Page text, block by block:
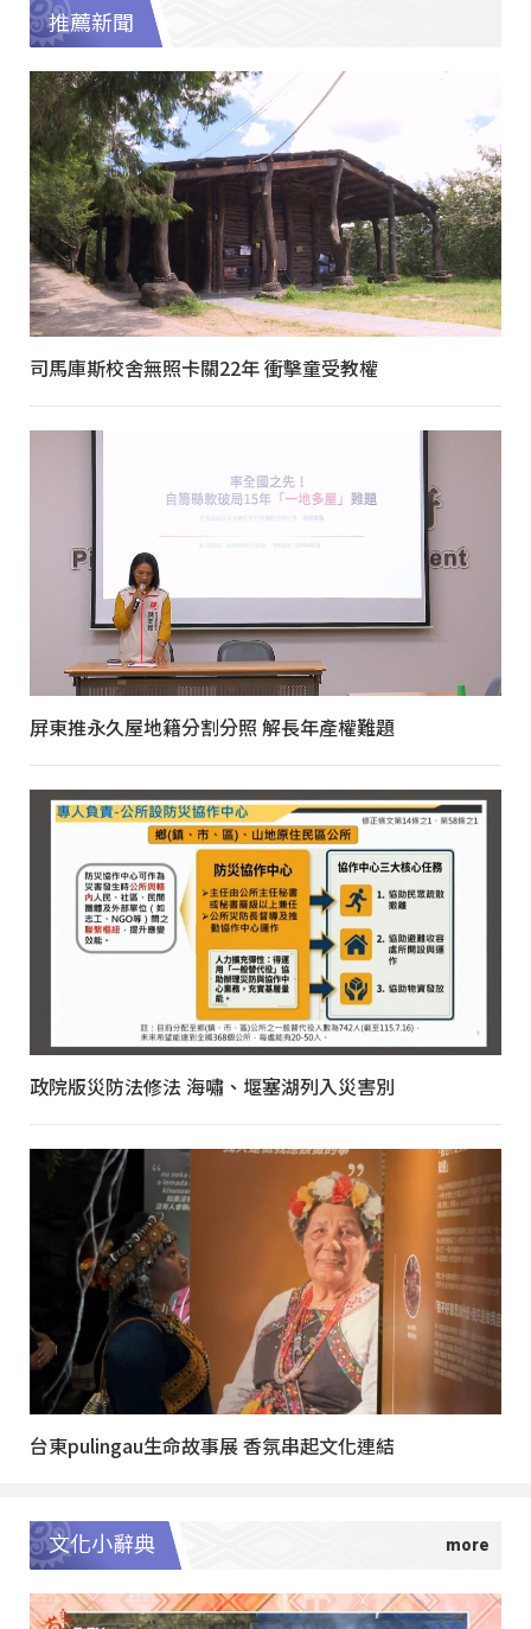
推薦新聞
司馬庫斯校舍無照卡關22年 衝擊童受教權
屏東推永久屋地籍分割分照 解長年產權難題
政院版災防法修法 海嘯、堰塞湖列入災害別
台東pulingau生命故事展 香氛串起文化連結
文化小辭典